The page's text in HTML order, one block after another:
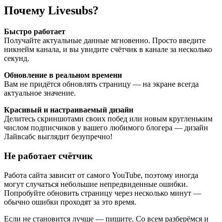
Почему Livesubs?
Быстро работает
Получайте актуальные данные мгновенно. Просто введите
никнейм канала, и вы увидите счётчик в канале за несколько
секунд.
Обновление в реальном времени
Вам не придётся обновлять страницу — на экране всегда
актуальное значение.
Красивый и настраиваемый дизайн
Делитесь скриншотами своих побед или новым кругленьким
числом подписчиков у вашего любимого блогера — дизайн
Лайвсабс выглядит безупречно!
Не работает счётчик
Работа сайта зависит от самого YouTube, поэтому иногда
могут случаться небольшие непредвиденные ошибки.
Попробуйте обновить страницу через несколько минут —
обычно ошибки проходят за это время.
Если не становится лучше — пишите. Со всем разберёмся и